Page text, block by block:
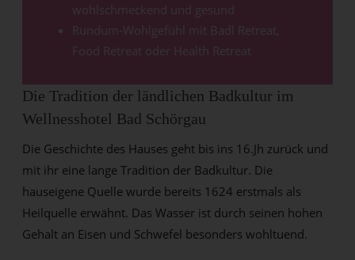
wohlschmeckend und gesund
Rundum-Wohlgefühl mit Badl Retreat,
Food Retreat oder Health Retreat
Die Tradition der ländlichen Badkultur im
Wellnesshotel Bad Schörgau
Die Geschichte des Hauses geht bis ins 16.Jh zurück und
mit ihr eine lange Tradition der Badkultur. Die
hauseigene Quelle wurde bereits 1624 erstmals als
Heilquelle erwähnt. Das Wasser ist durch seinen hohen
Gehalt an Eisen und Schwefel besonders wohltuend.